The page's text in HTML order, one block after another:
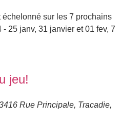
échelonné sur les 7 prochains
25 janv, 31 janvier et 01 fev, 7
jeu!
Rue Principale, Tracadie,